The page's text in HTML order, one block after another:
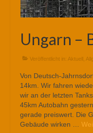
Ungarn –
Veröffentlicht in: Aktuell
Von Deutsch-
14km. Wir fahren
wir an der letzten
45km Autobahn
gerade preiswert. Die
Gebäude wirken …